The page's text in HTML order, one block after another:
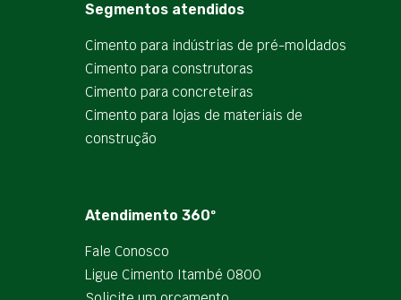
Segmentos atendidos
Cimento para indústrias de pré-moldados
Cimento para construtoras
Cimento para concreteiras
Cimento para lojas de materiais de
construção
Atendimento 360º
Fale Conosco
Ligue Cimento Itambé 0800